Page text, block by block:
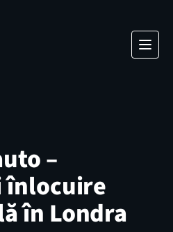
–
înlocuire
în Londra